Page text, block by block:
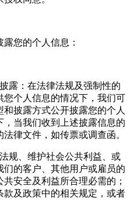
您的个人信息：
露：在法律法规及强制性的
个人信息的情况下，我们可
披露方式公开披露您的个人
当我们收到上述披露信息的
律文件，如传票或调查函。
规、维护社会公共利益、或
的客户、其他用户或雇员的
安全及利益所合理必需的；
款及政策中的相关规定，或者